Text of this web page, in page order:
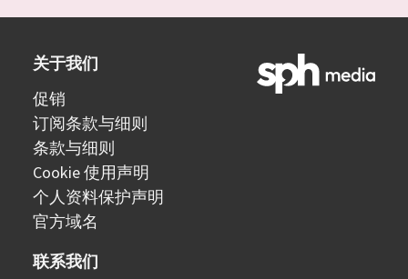
关于我们
促销
订阅条款与细则
条款与细则
Cookie 使用声明
个人资料保护声明
官方域名
联系我们